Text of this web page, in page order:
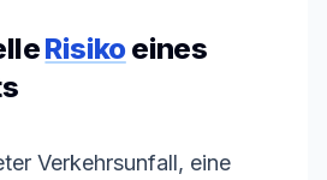
Risikoeines
Verkehrsunfall, eine